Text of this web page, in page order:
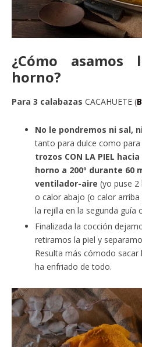
¿Cómo asamos
horno?
Para 3 calabazas CACAHUETE (
No le pondremos ni sal,
tanto para dulce como
trozos CON LA PIEL
horno a 200º durante 60
ventilador-aire (yo puse
o calor abajo (o calor
la rejilla en la segunda guía
Finalizada la cocción
retiramos la piel y
Resulta más cómodo sacar
ha enfriado de todo.